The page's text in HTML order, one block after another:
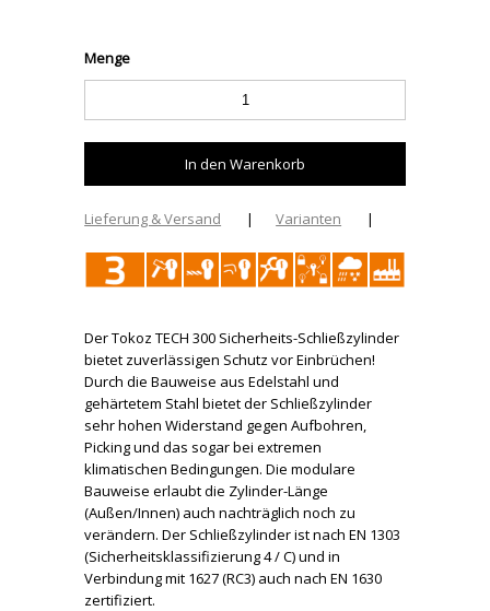
Menge
Lieferung & Versand | Varianten |
Der Tokoz TECH 300 Sicherheits-Schließzylinder
bietet zuverlässigen Schutz vor Einbrüchen!
Durch die Bauweise aus Edelstahl und
gehärtetem Stahl bietet der Schließzylinder
sehr hohen Widerstand gegen Aufbohren,
Picking und das sogar bei extremen
klimatischen Bedingungen. Die modulare
Bauweise erlaubt die Zylinder-Länge
(Außen/Innen) auch nachträglich noch zu
verändern. Der Schließzylinder ist nach EN 1303
(Sicherheitsklassifizierung 4 / C) und in
Verbindung mit 1627 (RC3) auch nach EN 1630
zertifiziert.